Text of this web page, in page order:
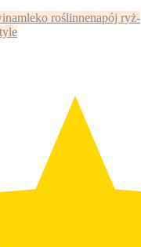
mleko roślinnenapój ryż-